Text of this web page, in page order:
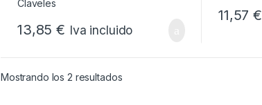
13,85€ Iva incluido
11,57€
Mostrando los 2 resultadosOrdenado por popularidad